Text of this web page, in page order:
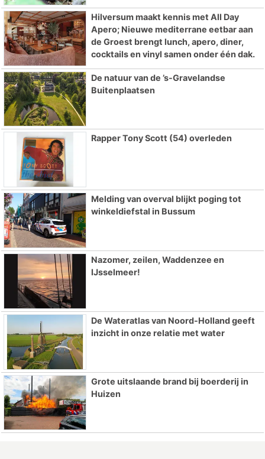
Hilversum maakt kennis met All Day
Apero; Nieuwe mediterrane eetbar aan
de Groest brengt lunch, apero, diner,
cocktails en vinyl samen onder één dak.
De natuur van de ’s-Gravelandse
Buitenplaatsen
Rapper Tony Scott (54) overleden
Melding van overval blijkt poging tot
winkeldiefstal in Bussum
Nazomer, zeilen, Waddenzee en
IJsselmeer!
De Wateratlas van Noord-Holland geeft
inzicht in onze relatie met water
Grote uitslaande brand bij boerderij in
Huizen